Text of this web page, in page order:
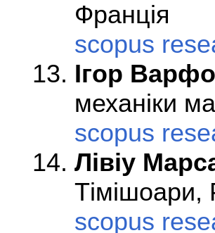
Франція
scopus
Ігор
механіки
scopus
Лівіу
Тімішоари,
scopus